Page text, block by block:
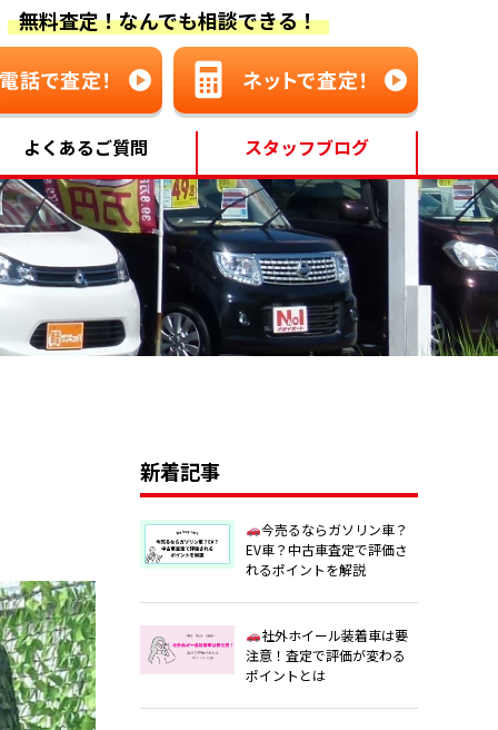
無料査定！なんでも相談できる！
よくあるご質問 スタッフブログ
新着記事
今売るならガソリン車？
EV車？中古車査定で評価さ
れるポイントを解説
社外ホイール装着車は要
注意！査定で評価が変わる
ポイントとは